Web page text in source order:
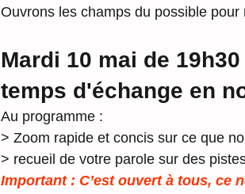
Ouvrons les champs du possible
Mardi 10 mai de
temps d'échange en
Au programme :
> Zoom rapide et concis sur ce que
> recueil de votre parole sur des
Important : C’est ouvert à tous, ce